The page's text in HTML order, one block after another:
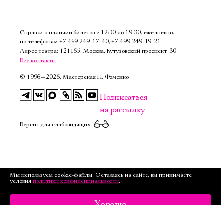
Справки о наличии билетов с 12:00 до 19:30, ежедневно,
по телефонам +7 499 249‑17‑40, +7 499 249‑19‑21
Адрес театра: 121165, Москва, Кутузовский проспект, 30
Все контакты
© 1996—2026, Мастерская П. Фоменко
Подписаться
на рассылку
Версия для слабовидящих
Мы используем cookie-файлы. Оставаясь на сайте, вы принимаете
условия политики конфиденциальности.